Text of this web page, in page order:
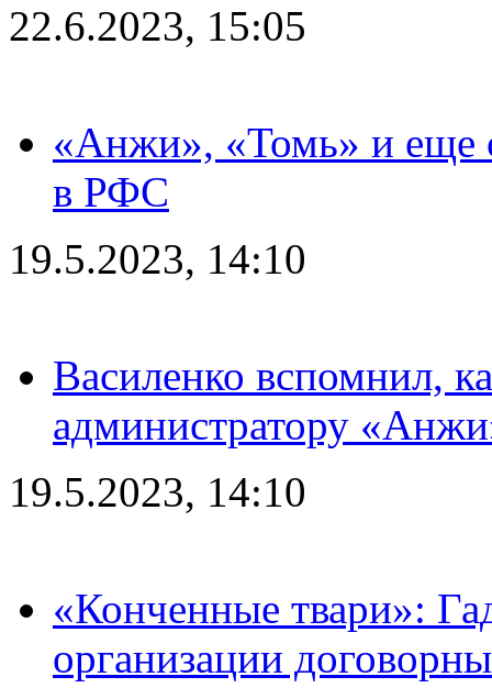
22.6.2023, 15:05
«Анжи», «Томь» и еще
в РФС
19.5.2023, 14:10
Василенко вспомнил,
администратору
19.5.2023, 14:10
«Конченные твари»:
организации